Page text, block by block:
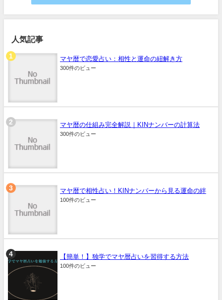
人気記事
マヤ暦で恋愛占い：相性と運命の紐解き方
300件のビュー
マヤ暦の仕組み完全解説｜KINナンバーの計算法
300件のビュー
マヤ暦で相性占い！KINナンバーから見る運命の絆
100件のビュー
【簡単！】独学でマヤ暦占いを習得する方法
100件のビュー